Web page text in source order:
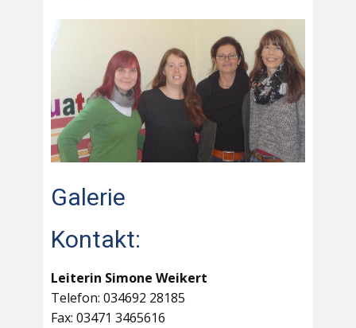
Galerie
Kontakt:
Leiterin Simone Weikert
Telefon: 034692 28185
Fax: 03471 3465616